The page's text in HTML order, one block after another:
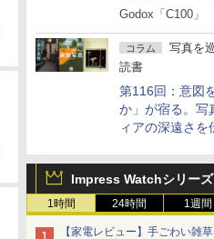
Godox「C100」
コラム
写真を
読書
第116回：意図
か」が宿る。写
ィアの深遠さを
Impress Watchシリー
1時間 24時間 1週間
【家電レビュー】手ごわい雑